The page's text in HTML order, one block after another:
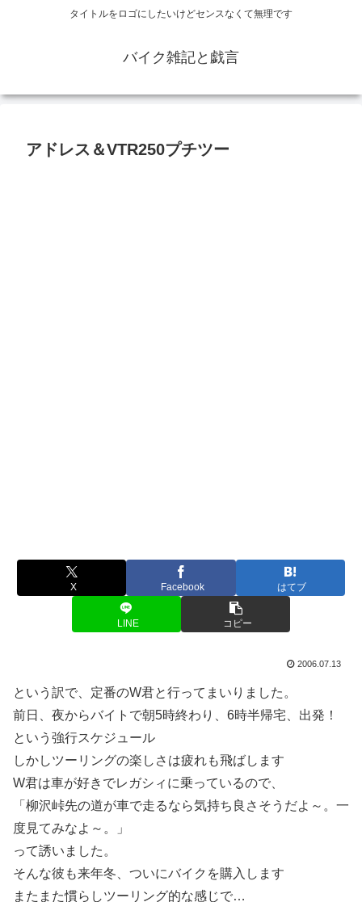
タイトルをロゴにしたいけどセンスなくて無理です
バイク雑記と戯言
アドレス＆VTR250プチツー
X Facebook はてブ
LINE コピー
2006.07.13
という訳で、定番のW君と行ってまいりました。
前日、夜からバイトで朝5時終わり、6時半帰宅、出発！
という強行スケジュール
しかしツーリングの楽しさは疲れも飛ばします
W君は車が好きでレガシィに乗っているので、
「柳沢峠先の道が車で走るなら気持ち良さそうだよ～。一
度見てみなよ～。」
って誘いました。
そんな彼も来年冬、ついにバイクを購入します
またまた慣らしツーリング的な感じで…